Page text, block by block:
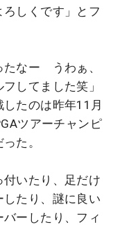
しくです」とフ
たなー うわぁ、
してました笑」
たのは昨年11月
ツアーチャンピ
た。
付いたり、足だけ
たり、謎に良い
ーしたり、フィ